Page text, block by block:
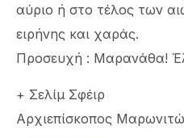
αύριο ή στο τέλος των
ειρήνης και χαράς.
Προσευχή : Μαρανάθα!
+ Σελίμ Σφέιρ
Αρχιεπίσκοπος